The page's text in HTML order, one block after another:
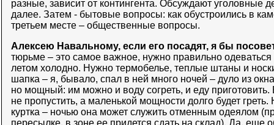
разные, зависит от контингента. Обсуждают уголовные
далее. Затем - бытовые вопросы: как обустроились в
третьем месте – общественные вопросы.
Алексею Навальному, если его посадят, я бы
тюрьме – это самое важное, нужно правильно
летом холодно. Нужно термобелье, теплые штаны и
шапка – я, бывало, спал в ней много ночей – дуло из
но мощный: им можно и воду согреть, и еду приготовить.
не пропустить, а маленькой мощности долго будет
куртка – ночью она может служить отменным одеялом
пересылке, в зоне ее придется сдать на склад). Да, еще